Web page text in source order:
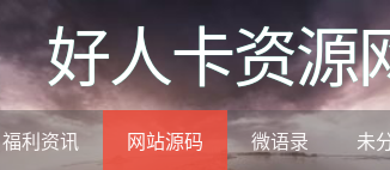
好人卡资源
福利资讯 网站源码 微语录 未